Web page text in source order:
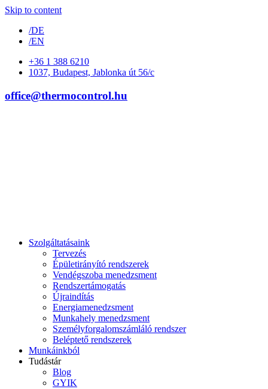
Skip to content
/DE
/EN
+36 1 388 6210
1037, Budapest, Jablonka út 56/c
office@thermocontrol.hu
Szolgáltatásaink
Tervezés
Épületirányító rendszerek
Vendégszoba menedzsment
Rendszertámogatás
Újraindítás
Energiamenedzsment
Munkahely menedzsment
Személyforgalomszámláló rendszer
Beléptető rendszerek
Munkáinkból
Tudástár
Blog
GYIK